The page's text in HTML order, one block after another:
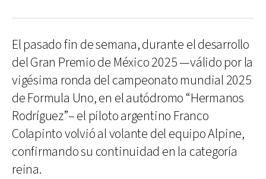
El pasado fin de semana, durante el desarrollo
del Gran Premio de México 2025 —válido por la
vigésima ronda del campeonato mundial 2025
de Formula Uno, en el autódromo “Hermanos
Rodríguez”– el piloto argentino Franco
Colapinto volvió al volante del equipo Alpine,
confirmando su continuidad en la categoría
reina.